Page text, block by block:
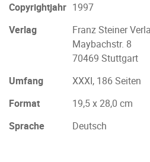
Copyrightjahr 1997
Verlag
Franz Steiner
Maybachstr. 8
70469 Stuttgart
Umfang
XXXI, 186 Seiten
Format
19,5 x 28,0 cm
Sprache
Deutsch